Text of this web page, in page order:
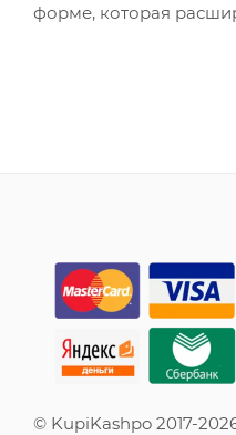
форме, которая
© KupiKashpo 2017-